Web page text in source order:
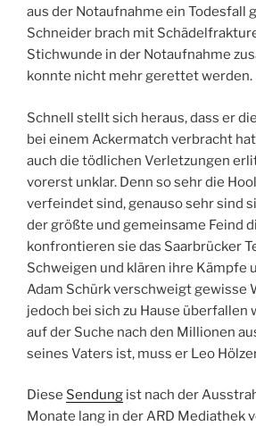
aus der Notaufnahme ein Todesfall
Schneider brach mit
Stichwunde in der Notaufnahme
konnte nicht mehr gerettet werden.
Schnell stellt sich heraus, dass er
bei einem Ackermatch verbracht
auch die tödlichen Verletzungen
vorerst unklar. Denn so sehr die
verfeindet sind, genauso sehr sind
der größte und gemeinsame Feind
konfrontieren sie das Saarbrücker
Schweigen und klären ihre Kämpfe
Adam Schürk verschweigt gewisse
jedoch bei sich zu Hause überfallen
auf der Suche nach den Millionen
seines Vaters ist, muss er Leo
Diese Sendung ist nach der
Monate lang in der ARD Mediathek